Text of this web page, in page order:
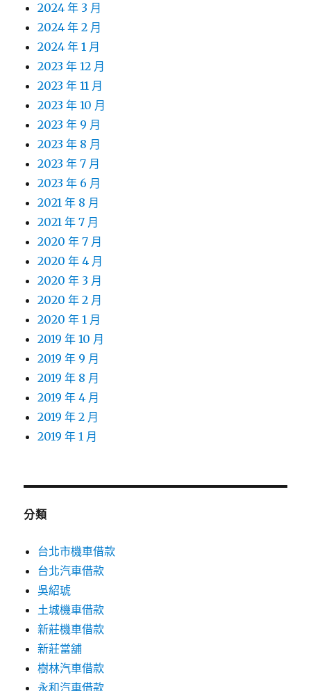
2024 年 3 月
2024 年 2 月
2024 年 1 月
2023 年 12 月
2023 年 11 月
2023 年 10 月
2023 年 9 月
2023 年 8 月
2023 年 7 月
2023 年 6 月
2021 年 8 月
2021 年 7 月
2020 年 7 月
2020 年 4 月
2020 年 3 月
2020 年 2 月
2020 年 1 月
2019 年 10 月
2019 年 9 月
2019 年 8 月
2019 年 4 月
2019 年 2 月
2019 年 1 月
分類
台北市機車借款
台北汽車借款
吳紹琥
土城機車借款
新莊機車借款
新莊當舖
樹林汽車借款
永和汽車借款